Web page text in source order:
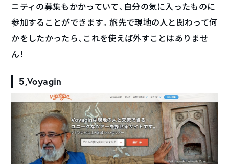
ニティの募集もかかっていて、自分の気に入ったものに
参加することができます。旅先で現地の人と関わって何
かをしたかったら、これを使えば外すことはありませ
ん！
5,Voyagin